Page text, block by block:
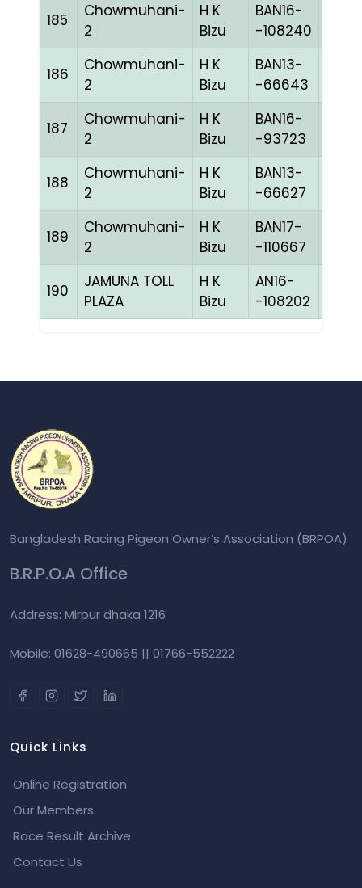
185
Chowmuhani-
2
H K
Bizu
BAN16-
-108240
186
Chowmuhani-
2
H K
Bizu
BAN13-
-66643
187
Chowmuhani-
2
H K
Bizu
BAN16-
-93723
188
Chowmuhani-
2
H K
Bizu
BAN13-
-66627
189
Chowmuhani-
2
H K
Bizu
BAN17-
-110667
190
JAMUNA TOLL
PLAZA
H K
Bizu
AN16-
-108202
Bangladesh Racing Pigeon Owner’s Association (BRPOA)
B.R.P.O.A Office
Address: Mirpur dhaka 1216
Mobile: 01628-490665 || 01766-552222
Quick Links
Online Registration
Our Members
Race Result Archive
Contact Us